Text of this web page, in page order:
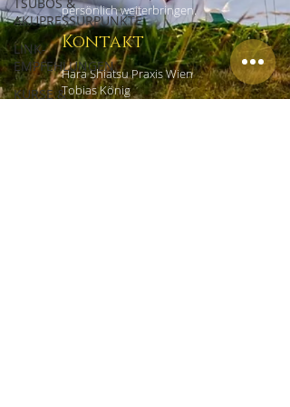
AKUPRESSURPUNKTE
LINK-
EMPFEHLUNGEN
KURSE &
persönlich weiterbringen.
Kontakt
Hara Shiatsu Praxis Wien
Tobias König